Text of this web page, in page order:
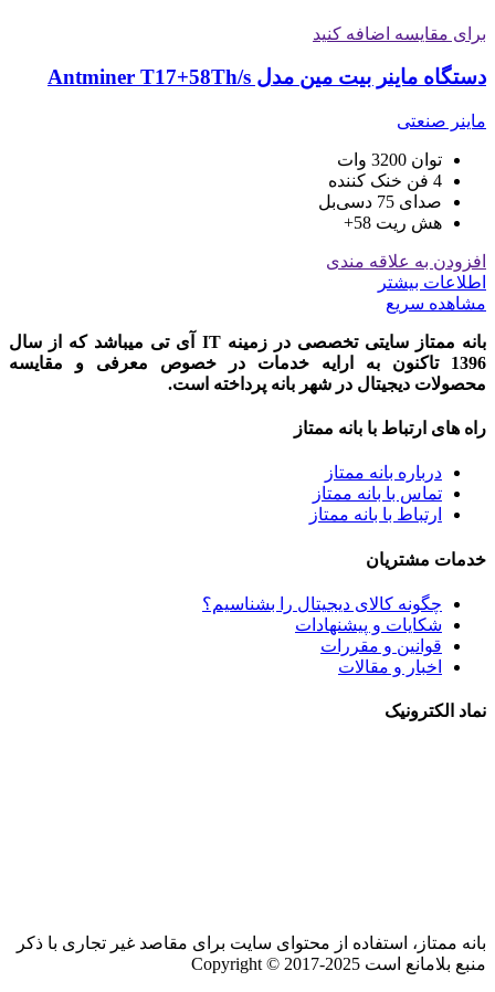
برای مقایسه اضافه کنید
دستگاه ماینر بیت مین مدل Antminer T17+58Th/s
ماینر صنعتی
توان 3200 وات
4 فن خنک کننده
صدای 75 دسی‌بل
هش ریت 58+
افزودن به علاقه مندی
اطلاعات بیشتر
مشاهده سریع
بانه ممتاز سایتی تخصصی در زمینه IT آی تی میباشد که از سال
1396 تاکنون به ارایه خدمات در خصوص معرفی و مقایسه
محصولات دیجیتال در شهر بانه پرداخته است.
راه های ارتباط با بانه ممتاز
درباره بانه ممتاز
تماس با بانه ممتاز
ارتباط با بانه ممتاز
خدمات مشتریان
چگونه کالای دیجیتال را بشناسیم؟
شکایات و پیشنهادات
قوانین و مقررات
اخبار و مقالات
نماد الکترونیک
بانه ممتاز، استفاده از محتوای سایت برای مقاصد غیر تجاری با ذکر
منبع بلامانع است Copyright © 2017-2025